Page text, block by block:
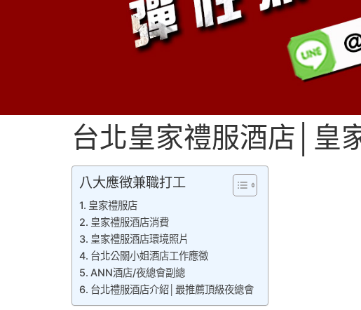
酒店兼直
台北皇家禮服酒店│皇
八大應徵兼職打工
皇家禮服店
皇家禮服酒店消費
皇家禮服酒店環境照片
台北公關小姐酒店工作應徵
ANN酒店/夜總會副總
台北禮服酒店介紹│最推薦頂級夜總會